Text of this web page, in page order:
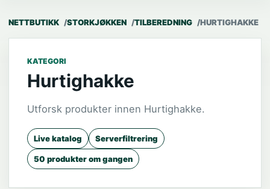
NETTBUTIKK STORKJØKKEN TILBEREDNING HURTIGHAKKE
KATEGORI
Hurtighakke
Utforsk produkter innen Hurtighakke.
Live katalog Serverfiltrering
50 produkter om gangen